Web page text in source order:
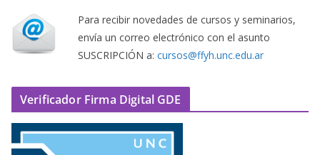
Para recibir novedades de cursos y seminarios,
envía un correo electrónico con el asunto
SUSCRIPCIÓN a: cursos@ffyh.unc.edu.ar
Verificador Firma Digital GDE